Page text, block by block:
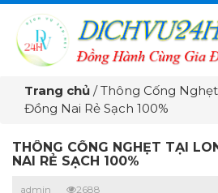
Trang chủ /Thông Cống
Đồng Nai Rẻ Sạch 100%
THÔNG CỐNG NGHẸT TẠI
NAI RẺ SẠCH 100%
admin 2688